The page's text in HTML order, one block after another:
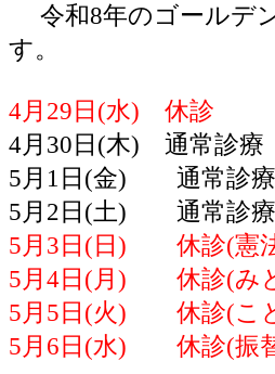
令和8年のゴールデ
す。
4月29日(水) 休診
4月30日(木) 通常診療
5月1日(金) 通常診療
5月2日(土) 通常診療
5月3日(日) 休診(憲
5月4日(月) 休診(み
5月5日(火) 休診(こ
5月6日(水) 休診(振